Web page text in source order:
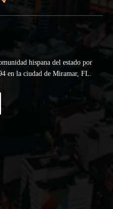
hispana del estado por
en la ciudad de Miramar, FL.